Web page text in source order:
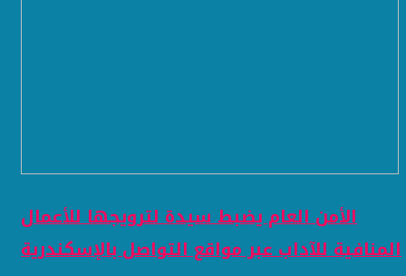
الأمن العام يضبط سيدة لترويجها للأعمال
المنافية للآداب عبر مواقع التواصل بالإسكندرية